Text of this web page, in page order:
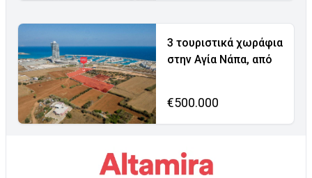
3 τουριστικά χωράφια
στην Αγία Νάπα, από
€500.000